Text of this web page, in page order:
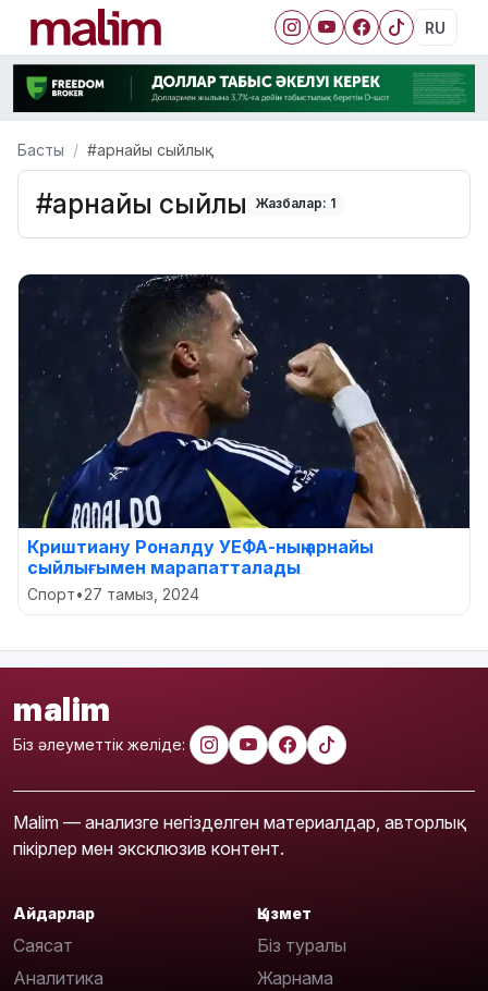
RU
Басты #арнайы сыйлық
#арнайы сыйлық Жазбалар: 1
Криштиану Роналду УЕФА-ның арнайы
сыйлығымен марапатталады
Спорт•27 тамыз, 2024
malim
Біз әлеуметтік желіде:
Malim — анализге негізделген материалдар, авторлық
пікірлер мен эксклюзив контент.
Айдарлар
Саясат
Аналитика
Қызмет
Біз туралы
Жарнама